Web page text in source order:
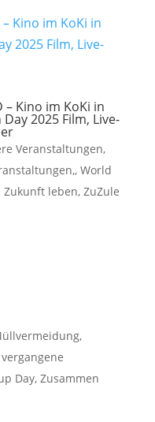
– Kino im KoKi in
2025 Film, Live-
Veranstaltungen,
, World
Zukunft leben, ZuZule
,
vergangene
Day, Zusammen